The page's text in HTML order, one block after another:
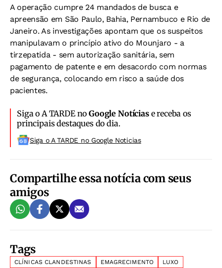
A operação cumpre 24 mandados de busca e
apreensão em São Paulo, Bahia, Pernambuco e Rio de
Janeiro. As investigações apontam que os suspeitos
manipulavam o princípio ativo do Mounjaro - a
tirzepatida - sem autorização sanitária, sem
pagamento de patente e em desacordo com normas
de segurança, colocando em risco a saúde dos
pacientes.
Siga o A TARDE noGoogle Notíciase receba os
principais destaques do dia.
Siga o A TARDE no Google Noticias
Compartilhe essa notícia com seus
amigos
Tags
CLÍNICAS CLANDESTINAS EMAGRECIMENTO LUXO